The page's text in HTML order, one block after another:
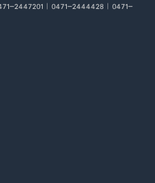
2447201 | 0471-2444428 | 0471-